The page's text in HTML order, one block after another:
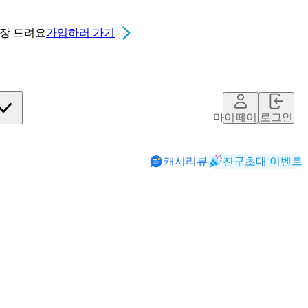
드려요가입하러 가기
마이페이지로그인
캐시리뷰 친구초대 이벤트